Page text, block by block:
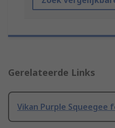
Gerelateerde Links
Vikan Purple Squeegee